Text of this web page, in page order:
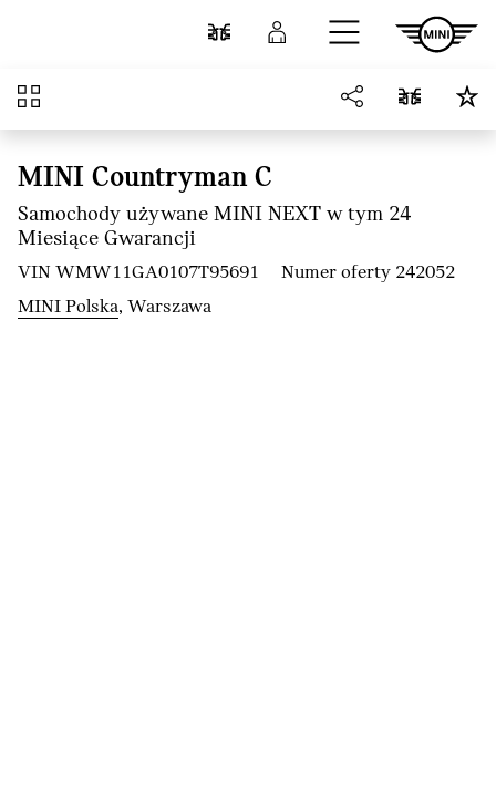
Przejdź do głównej treści
Porównaj Zaloguj się
Przegląd
MINI Countryman C
Samochody używane MINI NEXT w tym 24
Miesiące Gwarancji
VIN WMW11GA0107T95691
Numer oferty 242052
MINI Polska, Warszawa